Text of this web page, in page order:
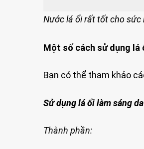
Nước lá ổi rất tốt cho sức
Một số cách sử dụng lá
Bạn có thể tham khảo
Sử dụng lá ổi làm sáng da
Thành phần: